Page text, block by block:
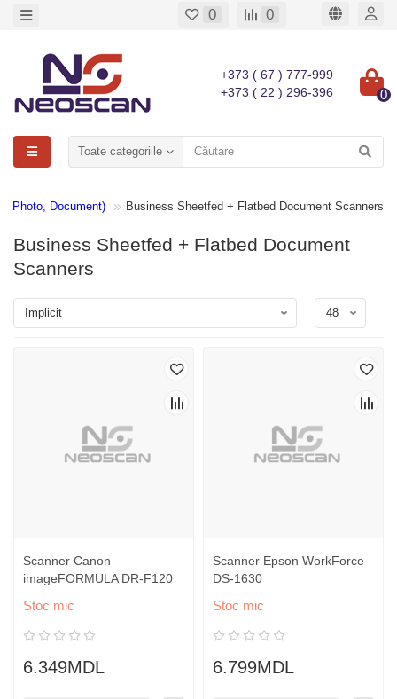
0 0
+373 ( 67 ) 777-999
+373 ( 22 ) 296-396
0
Toate categoriile
Photo, Document) Business Sheetfed + Flatbed Document Scanners
Business Sheetfed + Flatbed Document
Scanners
Scanner Canon
imageFORMULA DR-F120
Stoc mic
6.349MDL
Scanner Epson WorkForce
DS-1630
Stoc mic
6.799MDL